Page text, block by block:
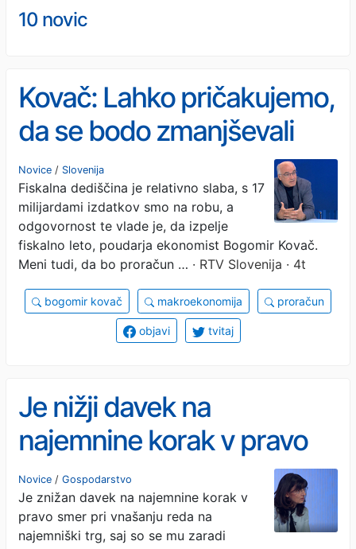
10 novic
Kovač: Lahko pričakujemo,
da se bodo zmanjševali
izdatki na občutljivejših
socialnih področjih
Novice / Slovenija
Fiskalna dediščina je relativno slaba, s 17
milijardami izdatkov smo na robu, a
odgovornost te vlade je, da izpelje
fiskalno leto, poudarja ekonomist Bogomir Kovač.
Meni tudi, da bo proračun … · RTV Slovenija · 4t
bogomir kovač makroekonomija proračun
objavi tvitaj
Je nižji davek na
najemnine korak v pravo
smer glede "najemniške
džungle"?
Novice / Gospodarstvo
Je znižan davek na najemnine korak v
pravo smer pri vnašanju reda na
najemniški trg, saj so se mu zaradi